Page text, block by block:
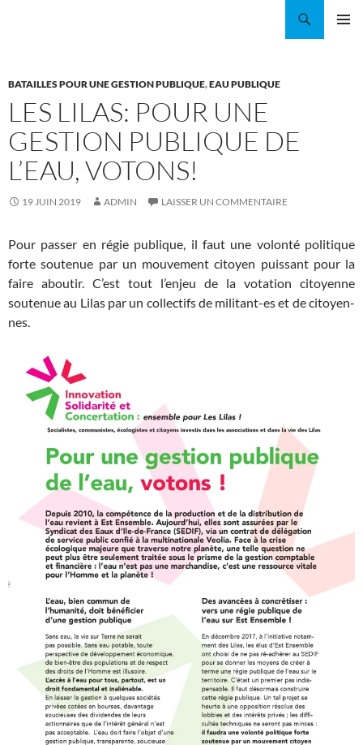
BATAILLES POUR UNE GESTION PUBLIQUE,EAU PUBLIQUE
LES LILAS: POUR UNE
GESTION PUBLIQUE DE
L’EAU, VOTONS!
19 JUIN 2019 ADMIN LAISSER UN COMMENTAIRE
Pour passer en régie publique, il faut une volonté politique
forte soutenue par un mouvement citoyen puissant pour la
faire aboutir. C’est tout l’enjeu de la votation citoyenne
soutenue au Lilas par un collectifs de militant-es et de citoyen-
nes.